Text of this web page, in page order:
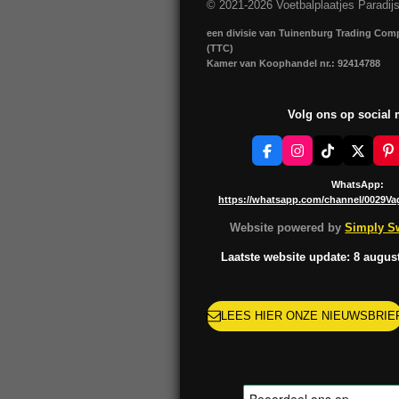
© 2021-2026 Voetbalplaatjes Paradijs
een divisie van Tuinenburg Trading
(TTC)
Kamer van Koophandel nr.: 92414788
Volg ons op social
F
a
e
b
o
o
I
n
t
a
g
r
m
T
k
T
o
k
X
P
i
t
e
r
e
t
WhatsApp:
https://whatsapp.com/channel/
Website powered bySimply
Laatste website update: 8
LEES HIER ONZE